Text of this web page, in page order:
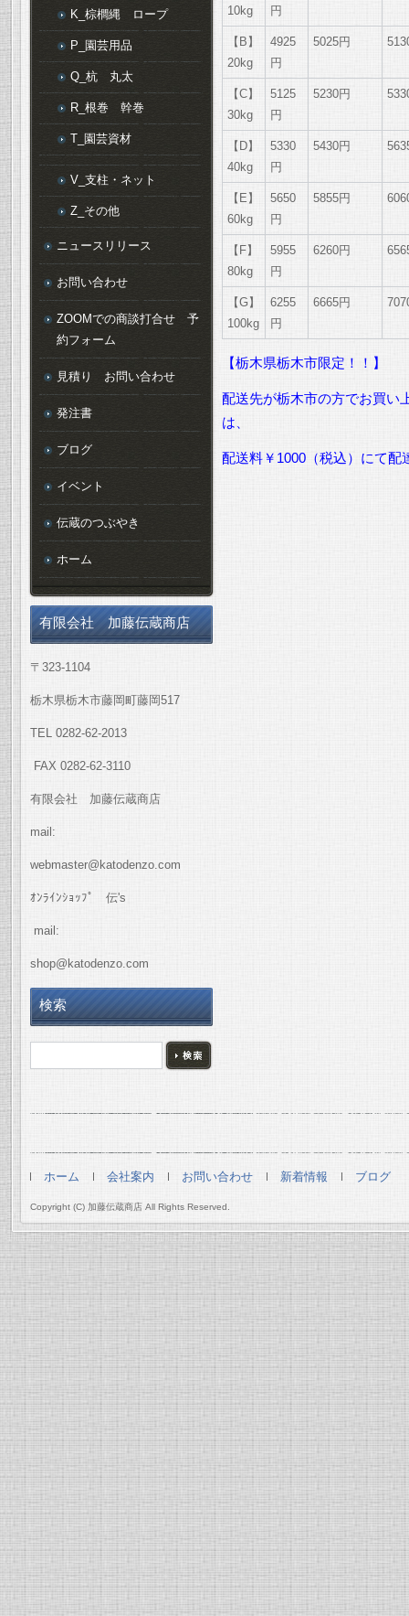
10kg 円
【B】
20kg
4925
円
5025円
【C】
30kg
5125
円
5230円
【D】
40kg
5330
円
5430円
【E】
60kg
5650
円
5855円
【F】
80kg
5955
円
6260円
【G】
100kg
6255
円
6665円
【栃木県栃木市限定！！】
配送先が栃木市の方でお買い
は、
配送料￥1000（税込）にて配
K_棕櫚縄 ロープ
P_園芸用品
Q_杭 丸太
R_根巻 幹巻
T_園芸資材
V_支柱・ネット
Z_その他
ニュースリリース
お問い合わせ
ZOOMでの商談打合せ 予
約フォーム
見積り お問い合わせ
発注書
ブログ
イベント
伝蔵のつぶやき
ホーム
有限会社 加藤伝蔵商店
〒323-1104
栃木県栃木市藤岡町藤岡517
TEL 0282-62-2013
FAX 0282-62-3110
有限会社 加藤伝蔵商店
mail:
webmaster@katodenzo.com
ｵﾝﾗｲﾝｼｮｯﾌﾟ 伝's
mail:
shop@katodenzo.com
検索
ホーム 会社案内 お問い合わせ 新着情報 ブログ
Copyright (C) 加藤伝蔵商店 All Rights Reserved.